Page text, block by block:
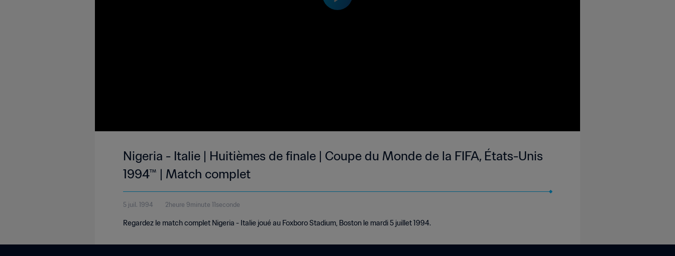
Nigeria - Italie | Huitièmes de finale | Coupe du Monde de la FIFA, États-Unis
1994™ | Match complet
5 juil. 1994 2heure 9minute 11seconde
Regardez le match complet Nigeria - Italie joué au Foxboro Stadium, Boston le mardi 5 juillet 1994.